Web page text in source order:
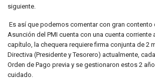
siguiente.
Es así que podemos comentar con gran contento
Asunción del PMI cuenta con una cuenta corriente
capítulo, la chequera requiere firma conjunta de 2
Directiva (Presidente y Tesorero) actualmente,
Orden de Pago previa y se gestionaron estos 2
cuidado.